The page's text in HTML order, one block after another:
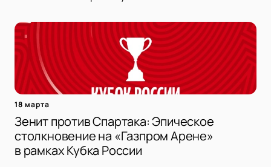
18 марта
Зенит против Спартака: Эпическое
столкновение на «Газпром Арене»
в рамках Кубка России